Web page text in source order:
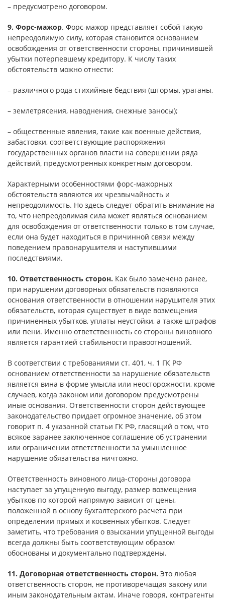
– предусмотрено договором.
9. Форс-мажор. Форс-мажор представляет собой такую
непреодолимую силу, которая становится основанием
освобождения от ответственности стороны, причинившей
убытки потерпевшему кредитору. К числу таких
обстоятельств можно отнести:
– различного рода стихийные бедствия (штормы, ураганы,
– землетрясения, наводнения, снежные заносы);
– общественные явления, такие как военные действия,
забастовки, соответствующие распоряжения
государственных органов власти на совершении ряда
действий, предусмотренных конкретным договором.
Характерными особенностями форс-мажорных
обстоятельств являются их чрезвычайность и
непреодолимость. Но здесь следует обратить внимание на
то, что непреодолимая сила может являться основанием
для освобождения от ответственности только в том случае,
если она будет находиться в причинной связи между
поведением правонарушителя и наступившими
последствиями.
10. Ответственность сторон. Как было замечено ранее,
при нарушении договорных обязательств появляются
основания ответственности в отношении нарушителя этих
обязательств, которая существует в виде возмещения
причиненных убытков, уплаты неустойки, а также штрафов
или пени. Именно ответственность со стороны виновного
является гарантией стабильности правоотношений.
В соответствии с требованиями ст. 401, ч. 1 ГК РФ
основанием ответственности за нарушение обязательств
является вина в форме умысла или неосторожности, кроме
случаев, когда законом или договором предусмотрены
иные основания. Ответственности сторон действующее
законодательство придает огромное значение, об этом
говорит п. 4 указанной статьи ГК РФ, гласящий о том, что
всякое заранее заключенное соглашение об устранении
или ограничении ответственности за умышленное
нарушение обязательства ничтожно.
Ответственность виновного лица-стороны договора
наступает за упущенную выгоду, размер возмещения
убытков по которой напрямую зависит от цены,
положенной в основу бухгалтерского расчета при
определении прямых и косвенных убытков. Следует
заметить, что требования о взыскании упущенной выгоды
всегда должны быть соответствующим образом
обоснованы и документально подтверждены.
11. Договорная ответственность сторон. Это любая
ответственность сторон, не противоречащая закону или
иным законодательным актам. Иначе говоря, контрагенты